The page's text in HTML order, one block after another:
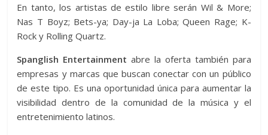
En tanto, los artistas de estilo libre serán Wil & More;
Nas T Boyz; Bets-ya; Day-ja La Loba; Queen Rage; K-
Rock y Rolling Quartz.
Spanglish Entertainment abre la oferta también para
empresas y marcas que buscan conectar con un público
de este tipo. Es una oportunidad única para aumentar la
visibilidad dentro de la comunidad de la música y el
entretenimiento latinos.